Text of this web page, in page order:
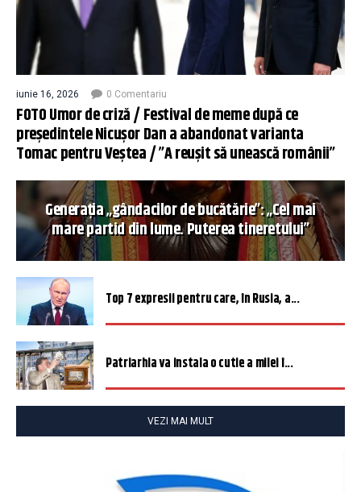
iunie 16, 2026 0 Comentariu
FOTO Umor de criză / Festival de meme după ce
președintele Nicușor Dan a abandonat varianta
Tomac pentru Veștea / ”A reușit să unească românii”
Generația „gândacilor de bucătărie”: „Cel mai
mare partid din lume. Puterea tineretului”
Top 7 expresii pentru care, în Rusia, a...
Patriarhia va instala o cutie a milei î...
VEZI MAI MULT